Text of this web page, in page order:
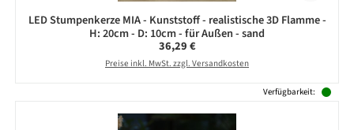
LED Stumpenkerze MIA - Kunststoff - realistische 3D Flamme -
H: 20cm - D: 10cm - für Außen - sand
Regulärer Preis:
36,29 €
Preise inkl. MwSt. zzgl. Versandkosten
Verfügbarkeit: